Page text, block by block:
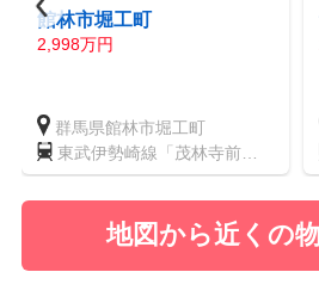
館林市堀工町
2,998万円
群馬県館林市堀工町
東武伊勢崎線「茂林寺前」
駅 徒歩7分
地図から近くの